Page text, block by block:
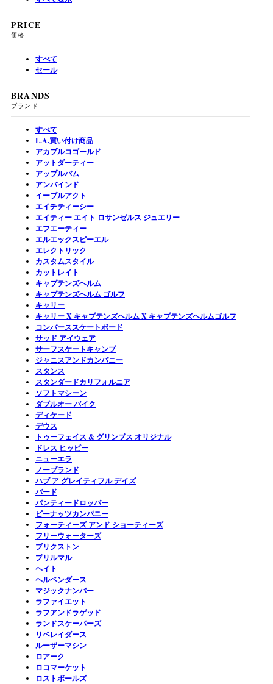
PRICE
価格
すべて
セール
BRANDS
ブランド
すべて
L.A.買い付け商品
アカプルコゴールド
アットダーティー
アップルバム
アンバインド
イーブルアクト
エイチティーシー
エイティー エイト ロサンゼルス ジュエリー
エフエーティー
エルエックスピーエル
エレクトリック
カスタムスタイル
カットレイト
キャプテンズヘルム
キャプテンズヘルム ゴルフ
キャリー
キャリー X キャプテンズヘルム X キャプテンズヘルムゴルフ
コンバーススケートボード
サッド アイウェア
サーフスケートキャンプ
ジャニスアンドカンパニー
スタンス
スタンダードカリフォルニア
ソフトマシーン
ダブルオー バイク
ディケード
デウス
トゥーフェイス & グリンプス オリジナル
ドレス ヒッピー
ニューエラ
ノーブランド
ハブ ア グレイティフル デイズ
バード
パンティードロッパー
ピーナッツカンパニー
フォーティーズ アンド ショーティーズ
フリーウォーターズ
ブリクストン
プリルマル
ヘイト
ヘルベンダース
マジックナンバー
ラファイエット
ラフアンドラゲッド
ランドスケーパーズ
リベレイダース
ルーザーマシン
ロアーク
ロコマーケット
ロストボールズ